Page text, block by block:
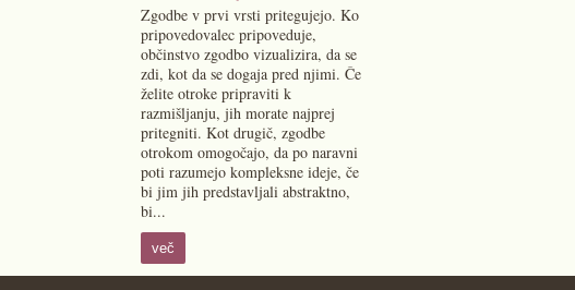
Zgodbe v prvi vrsti pritegujejo. Ko
pripovedovalec pripoveduje,
občinstvo zgodbo vizualizira, da se
zdi, kot da se dogaja pred njimi. Če
želite otroke pripraviti k
razmišljanju, jih morate najprej
pritegniti. Kot drugič, zgodbe
otrokom omogočajo, da po naravni
poti razumejo kompleksne ideje, če
bi jim jih predstavljali abstraktno,
bi...
več